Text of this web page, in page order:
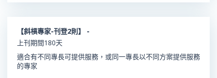
【斜槓專家-刊登2則】 -
上刊期間180天
適合有不同專長可提供服務，或同一專長以不同方案提供服務
的專家